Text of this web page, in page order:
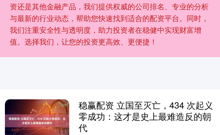
资还是其他金融产品，我们提供权威的公司排名、专业的分析
与最新的行业动态，帮助您快速找到适合的配资平台。同时，
我们注重安全性与透明度，助力投资者在稳健中实现财富增
值。选择我们，让您的投资更高效、更便捷！
稳赢配资 立国至灭亡，434 次起义
零成功：这才是史上最难造反的朝
代